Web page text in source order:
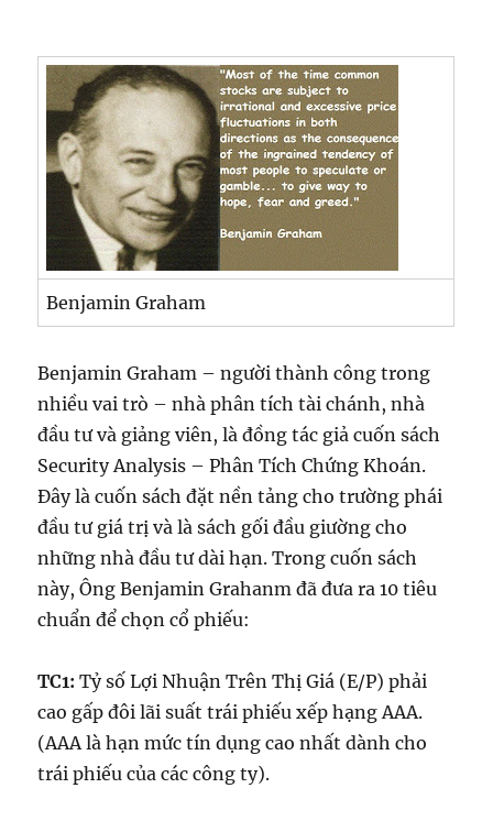
Benjamin Graham
Benjamin Graham – người thành công trong
nhiều vai trò – nhà phân tích tài chánh, nhà
đầu tư và giảng viên, là đồng tác giả cuốn sách
Security Analysis – Phân Tích Chứng Khoán.
Đây là cuốn sách đặt nền tảng cho trường phái
đầu tư giá trị và là sách gối đầu giường cho
những nhà đầu tư dài hạn. Trong cuốn sách
này, Ông Benjamin Grahanm đã đưa ra 10 tiêu
chuẩn để chọn cổ phiếu:
TC1: Tỷ số Lợi Nhuận Trên Thị Giá (E/P) phải
cao gấp đôi lãi suất trái phiếu xếp hạng AAA.
(AAA là hạn mức tín dụng cao nhất dành cho
trái phiếu của các công ty).